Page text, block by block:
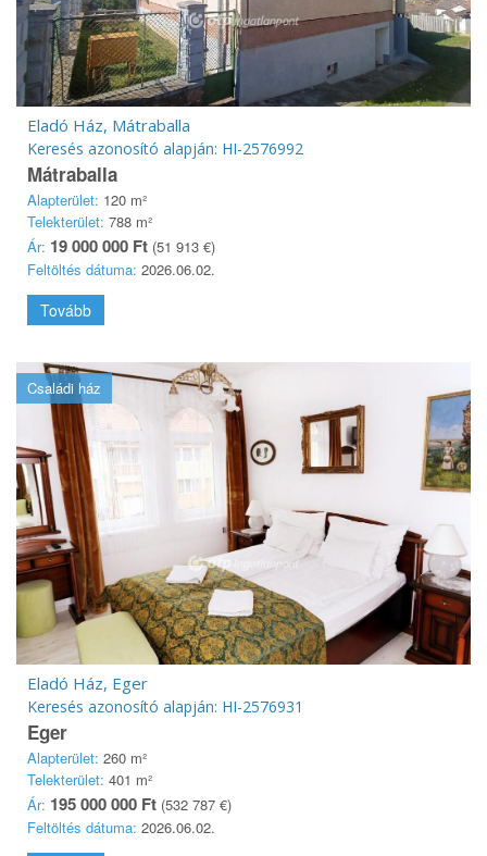
Eladó Ház, Mátraballa
Keresés azonosító alapján: HI-2576992
Mátraballa
Alapterület: 120 m²
Telekterület: 788 m²
Ár: 19 000 000 Ft (51 913 €)
Feltöltés dátuma: 2026.06.02.
Tovább
Családi ház
Eladó Ház, Eger
Keresés azonosító alapján: HI-2576931
Eger
Alapterület: 260 m²
Telekterület: 401 m²
Ár: 195 000 000 Ft (532 787 €)
Feltöltés dátuma: 2026.06.02.